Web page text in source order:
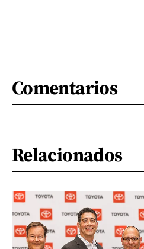
Comentarios
Relacionados